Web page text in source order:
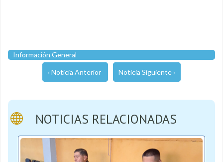
Información General
‹ Noticia Anterior Noticia Siguiente ›
NOTICIAS RELACIONADAS